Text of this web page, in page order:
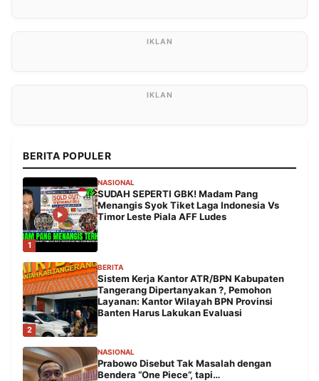
BERITA POPULER
1
NASIONAL
SUDAH SEPERTI GBK! Madam Pang
Menangis Syok Tiket Laga Indonesia Vs
Timor Leste Piala AFF Ludes
2
BERITA
Sistem Kerja Kantor ATR/BPN Kabupaten
Tangerang Dipertanyakan ?, Pemohon
Layanan: Kantor Wilayah BPN Provinsi
Banten Harus Lakukan Evaluasi
NASIONAL
Prabowo Disebut Tak Masalah dengan
Bendera “One Piece”, tapi…